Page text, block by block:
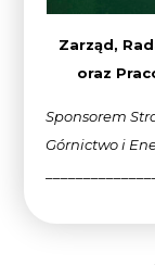
Zarząd,
oraz
Sponsorem
Górnictwo i